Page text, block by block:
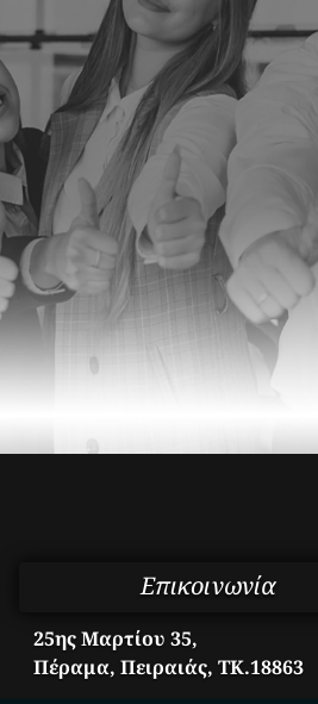
Επικοινωνία
25ης Μαρτίου 35,
Πέραμα, Πειραιάς, ΤΚ.18863